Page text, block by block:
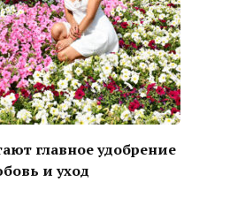
главное удобрение
и уход